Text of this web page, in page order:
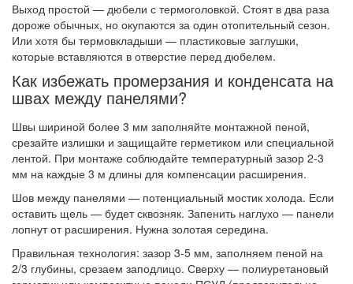
Выход простой — дюбели с термоголовкой. Стоят в два раза
дороже обычных, но окупаются за один отопительный сезон.
Или хотя бы термовкладыши — пластиковые заглушки,
которые вставляются в отверстие перед дюбелем.
Как избежать промерзания и конденсата на
швах между панелями?
Швы шириной более 3 мм заполняйте монтажной пеной,
срезайте излишки и защищайте герметиком или специальной
лентой. При монтаже соблюдайте температурный зазор 2-3
мм на каждые 3 м длины для компенсации расширения.
Шов между панелями — потенциальный мостик холода. Если
оставить щель — будет сквозняк. Запенить наглухо — панели
лопнут от расширения. Нужна золотая середина.
Правильная технология: зазор 3-5 мм, заполняем пеной на
2/3 глубины, срезаем заподлицо. Сверху — полиуретановый